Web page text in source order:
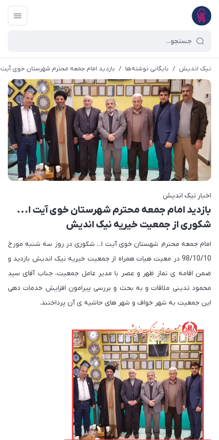
نیک اندیش / بایگانی نوشته‌ها / بازدید امام جمعه محترم شهرستان خوی
اخبار نیک اندیش
بازدید امام جمعه محترم شهرستان خوی آیت ا...
شکوری از جمعیت خیریه نیک اندیش
امام جمعه محترم شهستان خوی آیت ا... شکوری در روز سه شنبه مورخ
98/10/10 در معیت هیات همراه از جمعیت خیریه نیک اندیش بازدید و
ضمن اقامه ی نماز ظهر و عصر با مدیر عامل جمعیت، جناب آقای سید
محمود تدینی ملاقات و به بحث و بررسی پیرامون افزایش خدمات دهی
این جمعیت به شهر خواف و شهر های حاشیه ی آن پرداختند.